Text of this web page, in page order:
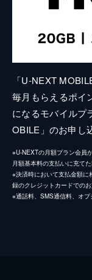
「U-NEXT
毎月もらえるポイ
になるモバイルプ
OBILE」のお申し
※U-NEXTの月額プラン会員
月額基本料の支払いに充てた
※決済時において支払金額に
録のクレジットカードでのお
※通話料、SMS通信料、オプ